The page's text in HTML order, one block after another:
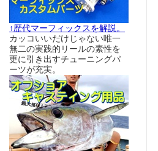
↑歴代マーフィックスを解説。
カッコいいだけじゃない唯一
無二の実践的リールの素性を
更に引き出すチューニングパ
ーツが充実。